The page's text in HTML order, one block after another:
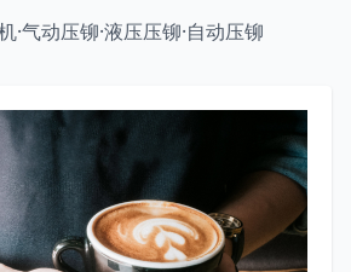
·气动压铆·液压压铆·自动压铆